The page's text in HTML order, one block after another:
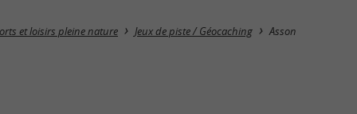
Masquer la carte
et loisirs pleine nature Jeux de piste / Géocaching Asson